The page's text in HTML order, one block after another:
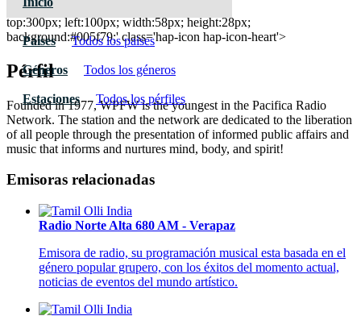
Paises Todos los paises
Géneros Todos los géneros
Estaciones Todos los pérfiles
WPFW Pacifica Radio
top:300px; left:100px; width:58px; height:28px;
background:#005f79;' class='hap-icon hap-icon-heart'>
Pérfil
Founded in 1977, WPFW is the youngest in the Pacifica Radio
Network. The station and the network are dedicated to the liberation
of all people through the presentation of informed public affairs and
music that informs and nurtures mind, body, and spirit!
Emisoras relacionadas
Radio Norte Alta 680 AM - Verapaz
Emisora de radio, su programación musical esta basada en el
género popular grupero, con los éxitos del momento actual,
noticias de eventos del mundo artístico.